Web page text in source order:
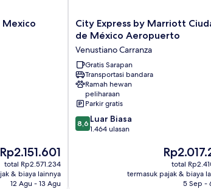
Mexico
Harga
sekarang
Rp2.151.601
total Rp2.571.234
& biaya lainnya
12 Agu - 13 Agu
City
Express
Marriott
Ciudad
de
México
Aeropuerto
Venustiano
Carranza
City Express by Marriott
de México Aeropuerto
Venustiano Carranza
Gratis Sarapan
Transportasi bandara
Ramah hewan
peliharaan
Parkir gratis
8.6
dari
8,6 Luar Biasa
1.464 ulasan
Harga
sekarang
Rp2.017.270
total
termasuk pajak & biaya
5 Sep -